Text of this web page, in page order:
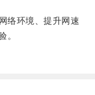
环境、提升网速
。